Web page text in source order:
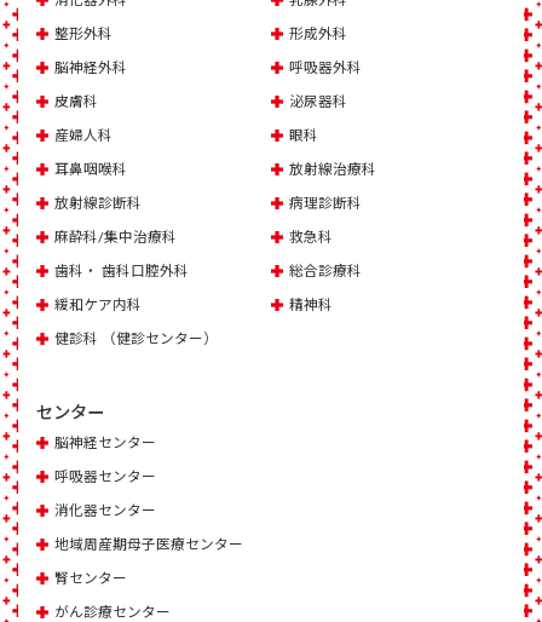
整形外科
形成外科
脳神経外科
呼吸器外科
皮膚科
泌尿器科
産婦人科
眼科
耳鼻咽喉科
放射線治療科
放射線診断科
病理診断科
麻酔科/集中治療科
救急科
歯科・ 歯科口腔外科
総合診療科
緩和ケア内科
精神科
健診科 （健診センター）
センター
脳神経センター
呼吸器センター
消化器センター
地域周産期母子医療センター
腎センター
がん診療センター